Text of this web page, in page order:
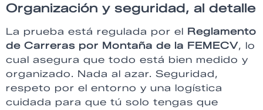
Organización y seguridad, al detalle
La prueba está regulada por el Reglamento
de Carreras por Montaña de la FEMECV, lo
cual asegura que todo está bien medido y
organizado. Nada al azar. Seguridad,
respeto por el entorno y una logística
cuidada para que tú solo tengas que